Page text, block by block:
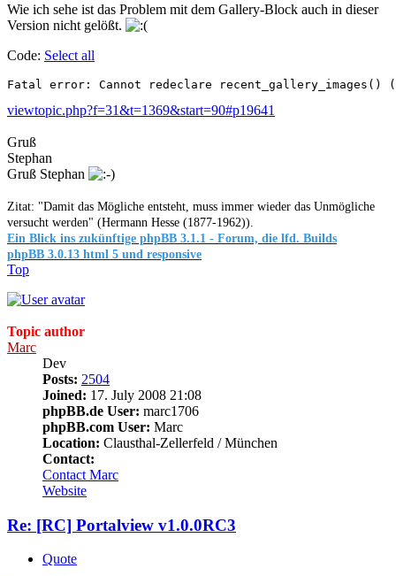
Wie ich sehe ist das Problem mit dem Gallery-Block auch in dieser
Version nicht gelößt.
Code: Select all
Fatal error: Cannot redeclare
viewtopic.php?f=31&t=1369&start=90#p19641
Gruß
Stephan
Gruß Stephan
Zitat: "Damit das Mögliche entsteht, muss immer wieder das Unmögliche
versucht werden" (Hermann Hesse (1877-1962)).
Ein Blick ins zukünftige phpBB 3.1.1 - Forum, die lfd. Builds
phpBB 3.0.13 html 5 und responsive
Top
Topic author
Marc
Dev
Posts: 2504
Joined: 17. July 2008 21:08
phpBB.de User: marc1706
phpBB.com User: Marc
Location: Clausthal-Zellerfeld / München
Contact:
Contact Marc
Website
Re: [RC] Portalview v1.0.0RC3
Quote